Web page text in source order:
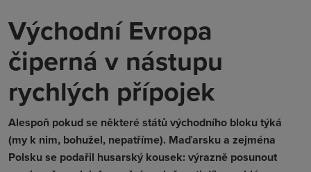
Východní Evropa
čiperná v nástupu
rychlých přípojek
Alespoň pokud se některé států východního bloku týká
(my k nim, bohužel, nepatříme). Maďarsku a zejména
Polsku se podařil husarský kousek: výrazně posunout